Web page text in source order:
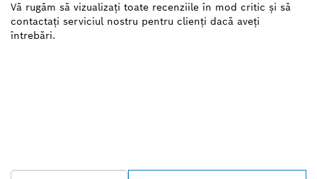
Vă rugăm să vizualizați toate recenziile în mod critic și să
contactați serviciul nostru pentru clienți dacă aveți
întrebări.